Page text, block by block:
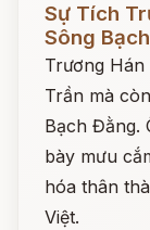
Sự Tích
Sông
Trương
Trần mà
Bạch Đằng.
bày mưu
hóa thân
Việt.